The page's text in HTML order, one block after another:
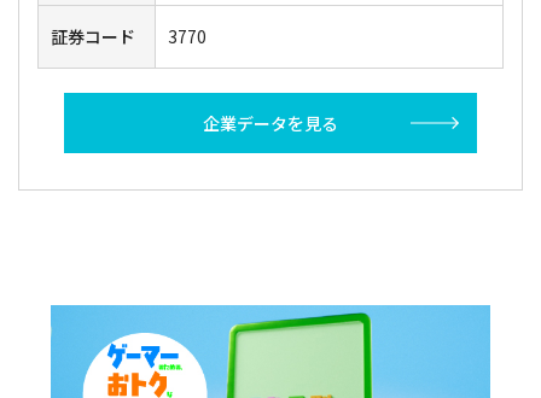
証券コード 3770
企業データを見る